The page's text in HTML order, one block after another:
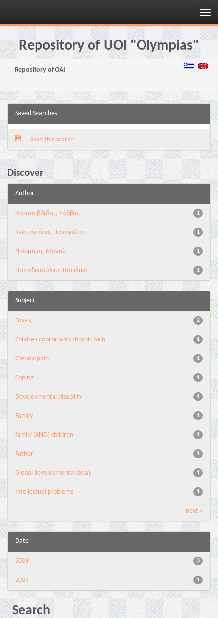
Skip
navigationRepository of UOI "Olympias"
Repository of OAI
Saved Searches
Save this search
Discover
Author
1
Καρασαββίδης, Σάββας
1
Κωσταντάρα, Παναγιώτα
1
Νικομάνη, Μαντώ
1
Παπαδοπούλου, Βασιλική
Subject
2
Γονείς
1
Children coping with chronic pain
1
Chronic pain
1
Coping
1
Developmental disability
1
Family
1
family (AND) children
1
Father
1
Global developmental delay
1
Intellectual problems
next >
Date
3
2009
1
2007
Search